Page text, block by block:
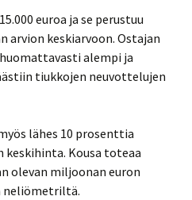
euroa ja se perustuu
keskiarvoon. Ostajan
alempi ja
tiukkojen neuvottelujen
lähes 10 prosenttia
Kousa toteaa
olevan miljoonan euron
neliömetriltä.